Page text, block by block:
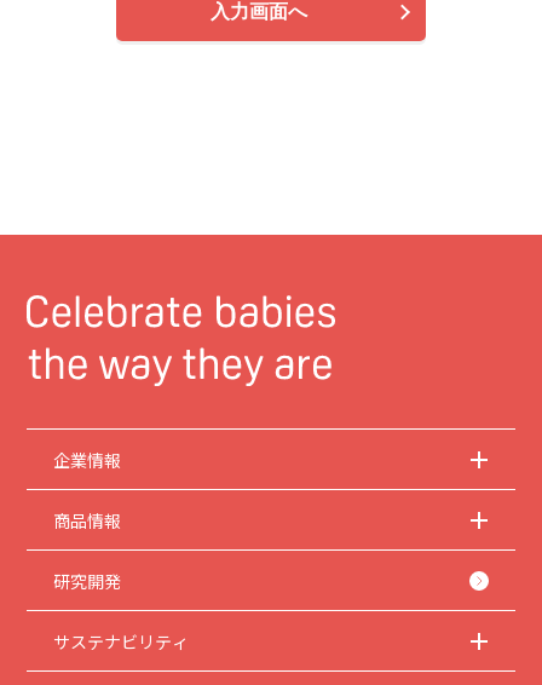
入力画面へ
企業情報
商品情報
研究開発
サステナビリティ